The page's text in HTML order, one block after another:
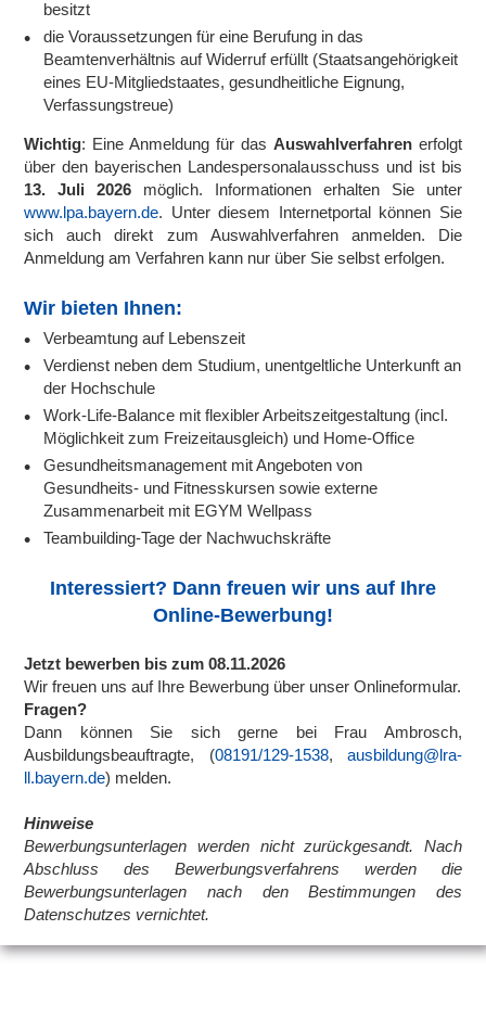
besitzt
die Voraussetzungen für eine Berufung in das
Beamtenverhältnis auf Widerruf erfüllt (Staatsangehörigkeit
eines EU-Mitgliedstaates, gesundheitliche Eignung,
Verfassungstreue)
Wichtig: Eine Anmeldung für das Auswahlverfahrenerfolgt
über den bayerischen Landespersonalausschuss und ist bis
13. Juli 2026 möglich. Informationen erhalten Sie unter
www.lpa.bayern.de. Unter diesem Internetportal können Sie
sich auch direkt zum Auswahlverfahren anmelden. Die
Anmeldung am Verfahren kann nur über Sie selbst erfolgen.
Wir bieten Ihnen:
Verbeamtung auf Lebenszeit
Verdienst neben dem Studium, unentgeltliche Unterkunft an
der Hochschule
Work-Life-Balance mit flexibler Arbeitszeitgestaltung (incl.
Möglichkeit zum Freizeitausgleich) und Home-Office
Gesundheitsmanagement mit Angeboten von
Gesundheits- und Fitnesskursen sowie externe
Zusammenarbeit mit EGYM Wellpass
Teambuilding-Tage der Nachwuchskräfte
Interessiert? Dann freuen wir uns auf Ihre
Online-Bewerbung!
Jetzt bewerben bis zum 08.11.2026
Wir freuen uns auf Ihre Bewerbung über unser Onlineformular.
Fragen?
Dann können Sie sich gerne bei Frau Ambrosch,
Ausbildungsbeauftragte, (08191/129-1538, ausbildung@lra-
ll.bayern.de) melden.
Hinweise
Bewerbungsunterlagen werden nicht zurückgesandt. Nach
Abschluss des Bewerbungsverfahrens werden die
Bewerbungsunterlagen nach den Bestimmungen des
Datenschutzes vernichtet.